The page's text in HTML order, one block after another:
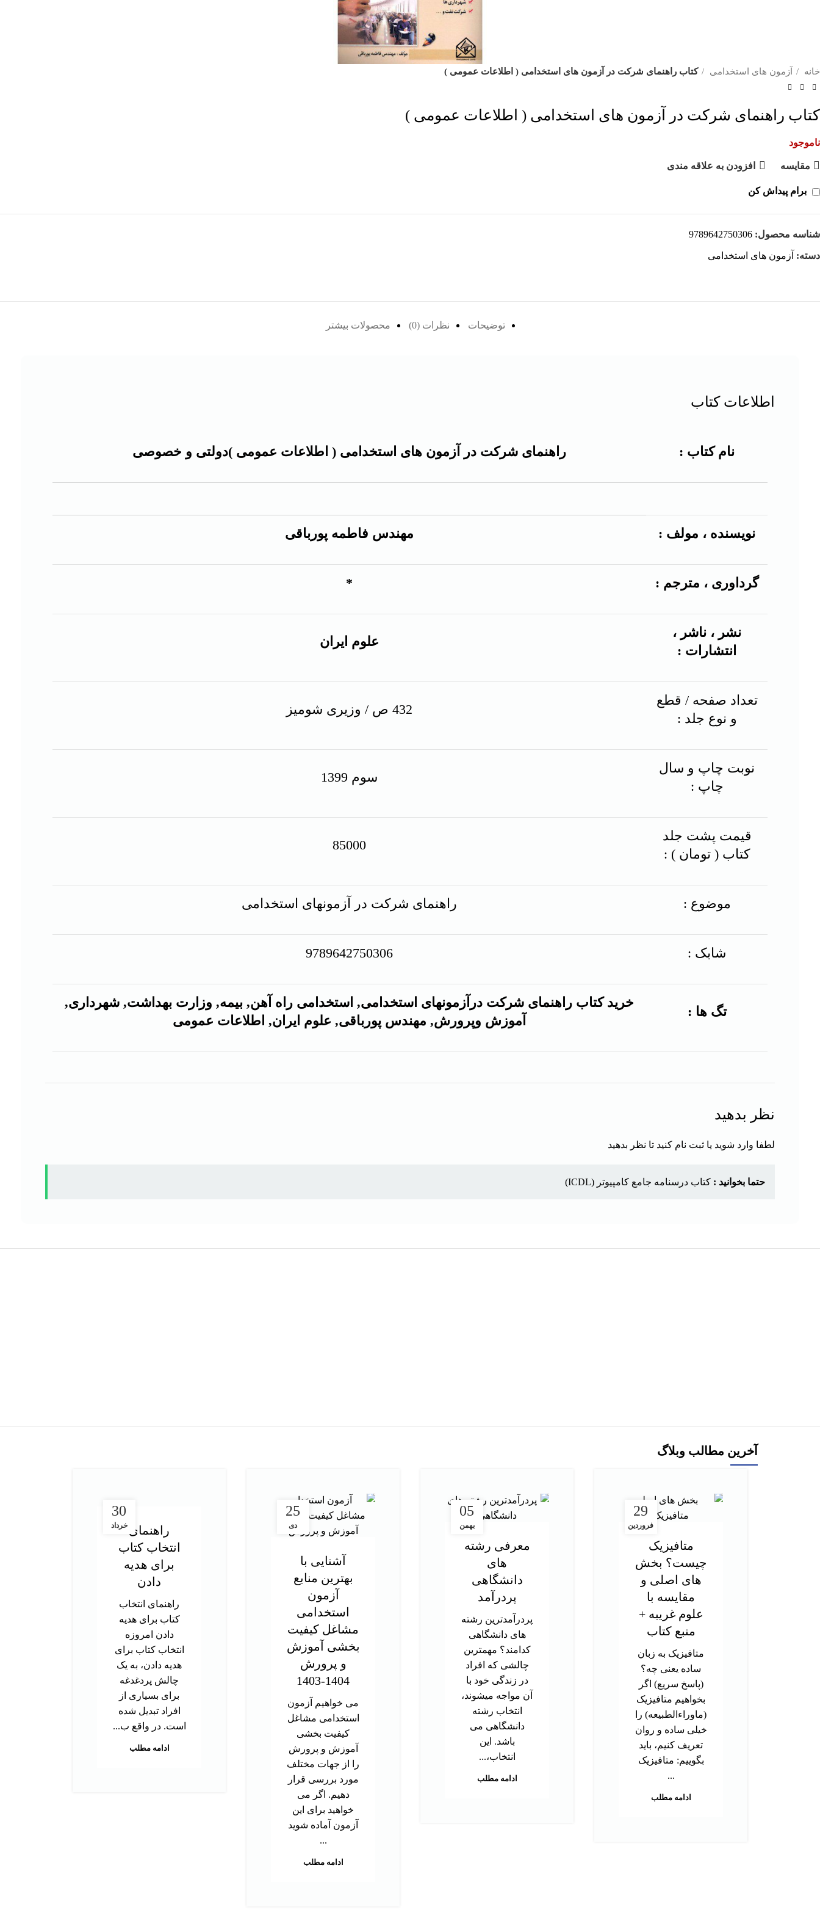
خانه آزمون های استخدامی کتاب راهنمای شرکت در آزمون های استخدامی ( اطلاعات عمومی )
کتاب راهنمای شرکت در آزمون های استخدامی ( اطلاعات عمومی )
ناموجود
مقايسه افزودن به علاقه مندی
برام پیداش کن
شناسه محصول: 9789642750306
دسته: آزمون های استخدامی
توضیحات نظرات (0) محصولات بیشتر
اطلاعات کتاب
نام کتاب : راهنمای شرکت در آزمون های استخدامی ( اطلاعات عمومی )دولتی و خصوصی
نویسنده ، مولف : مهندس فاطمه پورباقی
گرداوری ، مترجم : *
نشر ، ناشر ،
انتشارات :
علوم ایران
تعداد صفحه / قطع
و نوع جلد :
432 ص / وزیری شومیز
نوبت چاپ و سال
چاپ :
سوم 1399
قیمت پشت جلد
کتاب ( تومان ) :
85000
موضوع : راهنمای شرکت در آزمونهای استخدامی
شابک : 9789642750306
تگ ها :
خرید کتاب راهنمای شرکت درآزمونهای استخدامی, استخدامی راه آهن, بیمه, وزارت بهداشت, شهرداری,
آموزش وپرورش, مهندس پورباقی, علوم ایران, اطلاعات عمومی
نظر بدهید
لطفا وارد شوید یا ثبت نام کنید تا نظر بدهید
حتما بخوانید : کتاب درسنامه جامع کامپیوتر (ICDL)
آخرین مطالب وبلاگ
29
فروردین
متافیزیک
چیست؟ بخش
های اصلی و
مقایسه با
علوم غریبه +
منبع کتاب
متافیزیک به زبان
ساده یعنی چه؟
(پاسخ سریع) اگر
بخواهیم متافیزیک
(ماوراءالطبیعه) را
خیلی ساده و روان
تعریف کنیم، باید
بگوییم: متافیزیک
...
ادامه مطلب
05
بهمن
معرفی رشته
های
دانشگاهی
پردرآمد
پردرآمدترین رشته
های دانشگاهی
کدامند؟ مهمترین
چالشی که افراد
در زندگی خود با
آن مواجه میشوند،
انتخاب رشته
دانشگاهی می
باشد. این
انتخاب،...
ادامه مطلب
25
دی
آشنایی با
بهترین منابع
آزمون
استخدامی
مشاغل کیفیت
بخشی آموزش
و پرورش
1404-1403
می خواهیم آزمون
استخدامی مشاغل
کیفیت بخشی
آموزش و پرورش
را از جهات مختلف
مورد بررسی قرار
دهیم. اگر می
خواهید برای این
آزمون آماده شوید
...
ادامه مطلب
30
خرداد
راهنمای
انتخاب کتاب
برای هدیه
دادن
راهنمای انتخاب
کتاب برای هدیه
دادن امروزه
انتخاب کتاب برای
هدیه دادن، به یک
چالش پردغدغه
برای بسیاری از
افراد تبدیل شده
است. در واقع ب...
ادامه مطلب